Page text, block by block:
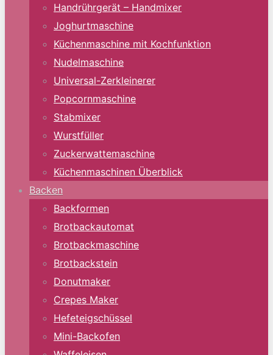
Handrührgerät – Handmixer
Joghurtmaschine
Küchenmaschine mit Kochfunktion
Nudelmaschine
Universal-Zerkleinerer
Popcornmaschine
Stabmixer
Wurstfüller
Zuckerwattemaschine
Küchenmaschinen Überblick
Backen
Backformen
Brotbackautomat
Brotbackmaschine
Brotbackstein
Donutmaker
Crepes Maker
Hefeteigschüssel
Mini-Backofen